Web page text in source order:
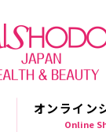
オンライン
Online